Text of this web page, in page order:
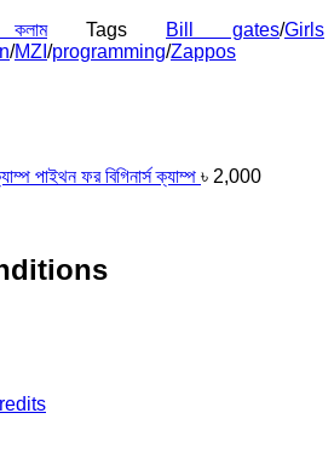
Tags Bill gates/Girls
/MZI /programming/Zappos
পাইথন ফর বিগিনার্স ক্যাম্প ৳ 2,000